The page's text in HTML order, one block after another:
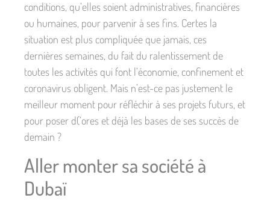
conditions, qu’elles soient administratives, financières
ou humaines, pour parvenir à ses fins. Certes la
situation est plus compliquée que jamais, ces
dernières semaines, du fait du ralentissement de
toutes les activités qui font l’économie, confinement et
coronavirus obligent. Mais n’est-ce pas justement le
meilleur moment pour réfléchir à ses projets futurs, et
pour poser d(‘ores et déjà les bases de ses succès de
demain ?
Aller monter sa société à
Dubaï